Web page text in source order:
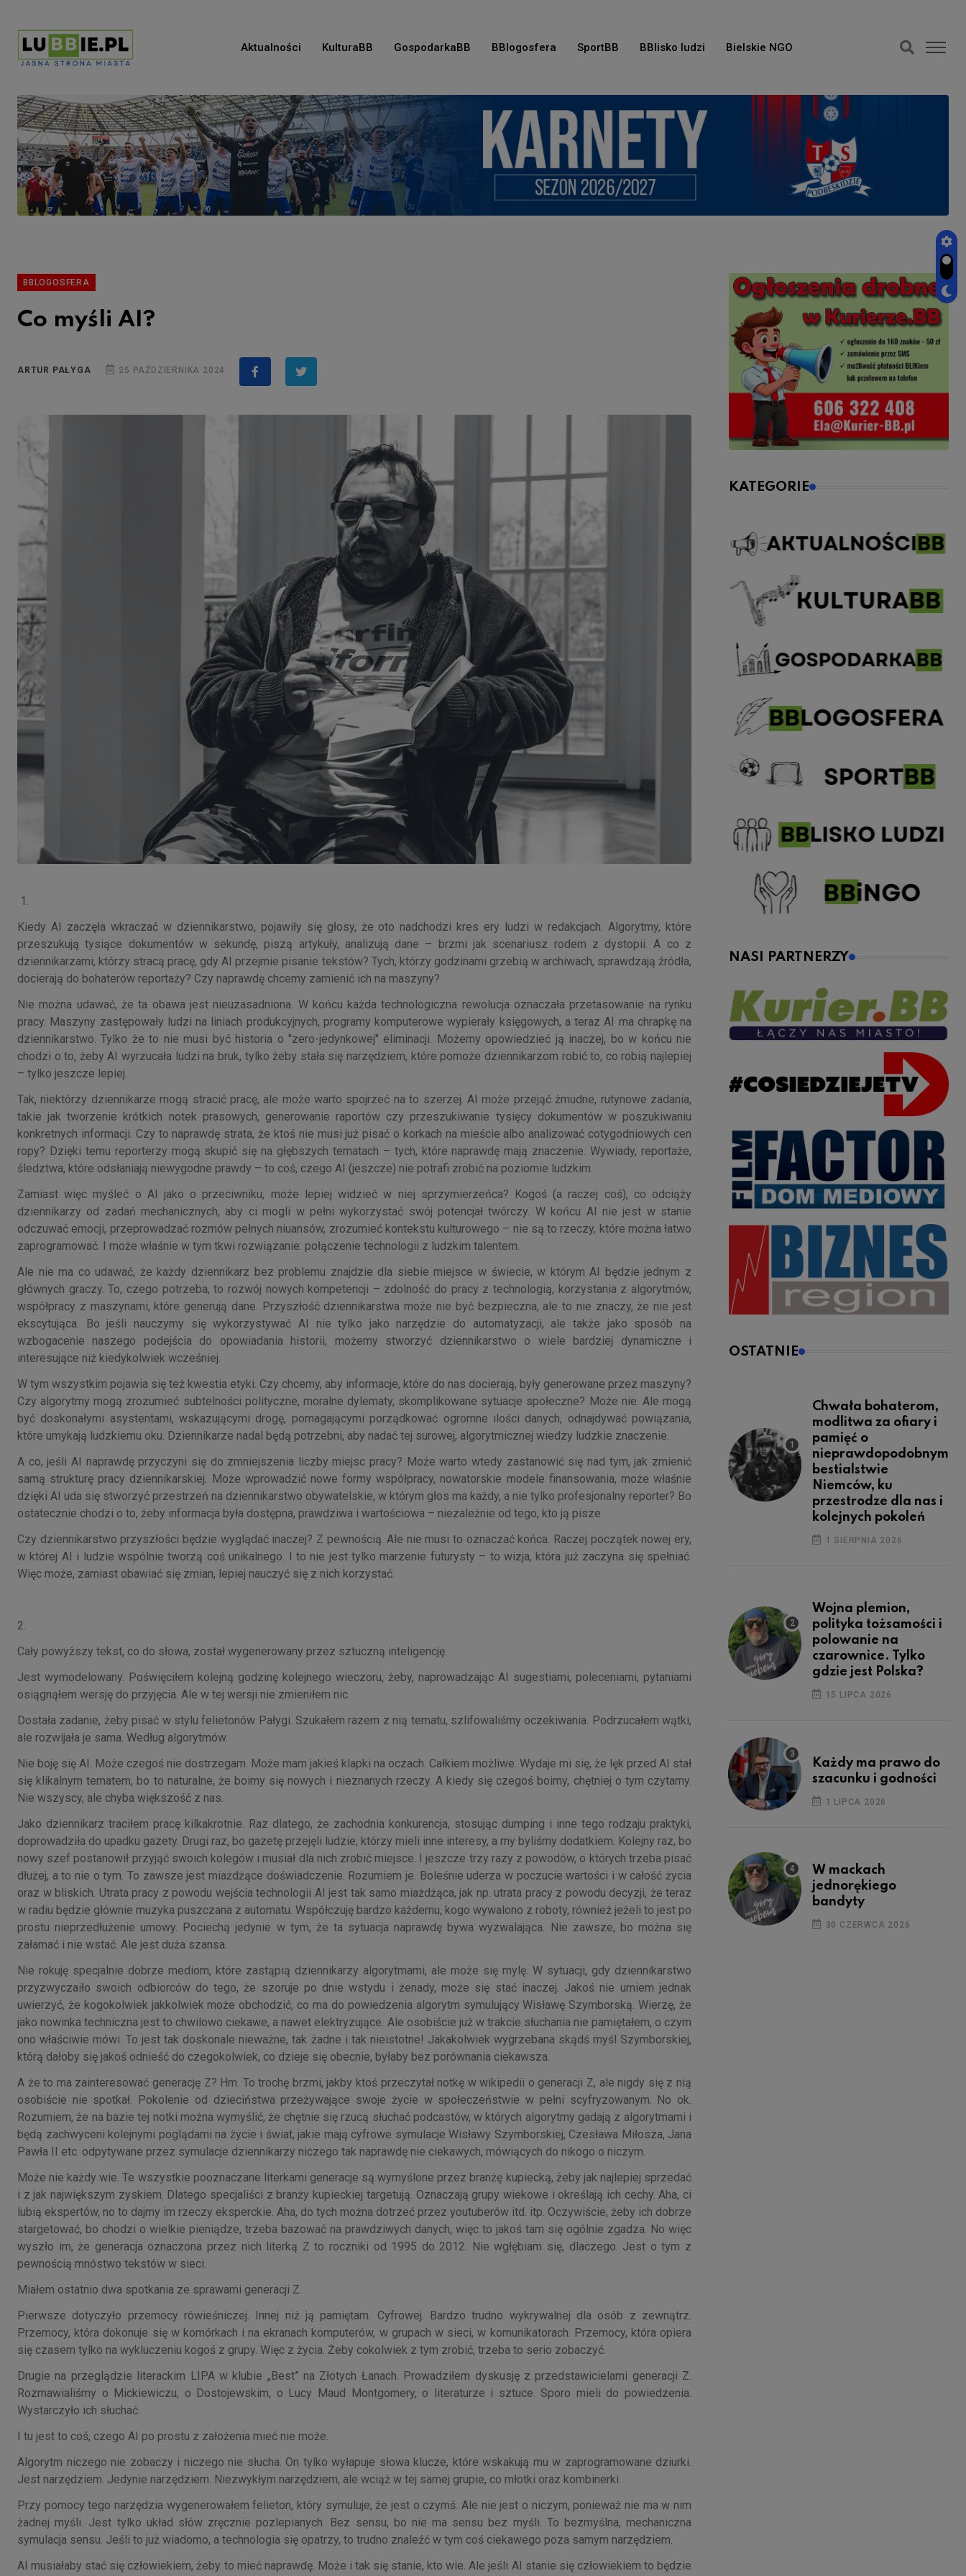
Aktualności KulturaBB GospodarkaBB BBlogosfera SportBB BBlisko ludzi Bielskie NGO
BBLOGOSFERA
Co myśli AI?
ARTUR PAŁYGA 25 PAŹDZIERNIKA 2024
1.
Kiedy AI zaczęła wkraczać w dziennikarstwo, pojawiły się głosy, że oto nadchodzi kres ery ludzi w redakcjach. Algorytmy, które
przeszukują tysiące dokumentów w sekundę, piszą artykuły, analizują dane – brzmi jak scenariusz rodem z dystopii. A co z
dziennikarzami, którzy stracą pracę, gdy AI przejmie pisanie tekstów? Tych, którzy godzinami grzebią w archiwach, sprawdzają źródła,
docierają do bohaterów reportaży? Czy naprawdę chcemy zamienić ich na maszyny?
Nie można udawać, że ta obawa jest nieuzasadniona. W końcu każda technologiczna rewolucja oznaczała przetasowanie na rynku
pracy. Maszyny zastępowały ludzi na liniach produkcyjnych, programy komputerowe wypierały księgowych, a teraz AI ma chrapkę na
dziennikarstwo. Tylko że to nie musi być historia o "zero-jedynkowej" eliminacji. Możemy opowiedzieć ją inaczej, bo w końcu nie
chodzi o to, żeby AI wyrzucała ludzi na bruk, tylko żeby stała się narzędziem, które pomoże dziennikarzom robić to, co robią najlepiej
– tylko jeszcze lepiej.
Tak, niektórzy dziennikarze mogą stracić pracę, ale może warto spojrzeć na to szerzej. AI może przejąć żmudne, rutynowe zadania,
takie jak tworzenie krótkich notek prasowych, generowanie raportów czy przeszukiwanie tysięcy dokumentów w poszukiwaniu
konkretnych informacji. Czy to naprawdę strata, że ktoś nie musi już pisać o korkach na mieście albo analizować cotygodniowych cen
ropy? Dzięki temu reporterzy mogą skupić się na głębszych tematach – tych, które naprawdę mają znaczenie. Wywiady, reportaże,
śledztwa, które odsłaniają niewygodne prawdy – to coś, czego AI (jeszcze) nie potrafi zrobić na poziomie ludzkim.
Zamiast więc myśleć o AI jako o przeciwniku, może lepiej widzieć w niej sprzymierzeńca? Kogoś (a raczej coś), co odciąży
dziennikarzy od zadań mechanicznych, aby ci mogli w pełni wykorzystać swój potencjał twórczy. W końcu AI nie jest w stanie
odczuwać emocji, przeprowadzać rozmów pełnych niuansów, zrozumieć kontekstu kulturowego – nie są to rzeczy, które można łatwo
zaprogramować. I może właśnie w tym tkwi rozwiązanie: połączenie technologii z ludzkim talentem.
Ale nie ma co udawać, że każdy dziennikarz bez problemu znajdzie dla siebie miejsce w świecie, w którym AI będzie jednym z
głównych graczy. To, czego potrzeba, to rozwój nowych kompetencji – zdolność do pracy z technologią, korzystania z algorytmów,
współpracy z maszynami, które generują dane. Przyszłość dziennikarstwa może nie być bezpieczna, ale to nie znaczy, że nie jest
ekscytująca. Bo jeśli nauczymy się wykorzystywać AI nie tylko jako narzędzie do automatyzacji, ale także jako sposób na
wzbogacenie naszego podejścia do opowiadania historii, możemy stworzyć dziennikarstwo o wiele bardziej dynamiczne i
interesujące niż kiedykolwiek wcześniej.
W tym wszystkim pojawia się też kwestia etyki. Czy chcemy, aby informacje, które do nas docierają, były generowane przez maszyny?
Czy algorytmy mogą zrozumieć subtelności polityczne, moralne dylematy, skomplikowane sytuacje społeczne? Może nie. Ale mogą
być doskonałymi asystentami, wskazującymi drogę, pomagającymi porządkować ogromne ilości danych, odnajdywać powiązania,
które umykają ludzkiemu oku. Dziennikarze nadal będą potrzebni, aby nadać tej surowej, algorytmicznej wiedzy ludzkie znaczenie.
A co, jeśli AI naprawdę przyczyni się do zmniejszenia liczby miejsc pracy? Może warto wtedy zastanowić się nad tym, jak zmienić
samą strukturę pracy dziennikarskiej. Może wprowadzić nowe formy współpracy, nowatorskie modele finansowania, może właśnie
dzięki AI uda się stworzyć przestrzeń na dziennikarstwo obywatelskie, w którym głos ma każdy, a nie tylko profesjonalny reporter? Bo
ostatecznie chodzi o to, żeby informacja była dostępna, prawdziwa i wartościowa – niezależnie od tego, kto ją pisze.
Czy dziennikarstwo przyszłości będzie wyglądać inaczej? Z pewnością. Ale nie musi to oznaczać końca. Raczej początek nowej ery,
w której AI i ludzie wspólnie tworzą coś unikalnego. I to nie jest tylko marzenie futurysty – to wizja, która już zaczyna się spełniać.
Więc może, zamiast obawiać się zmian, lepiej nauczyć się z nich korzystać.
2.
Cały powyższy tekst, co do słowa, został wygenerowany przez sztuczną inteligencję.
Jest wymodelowany. Poświęciłem kolejną godzinę kolejnego wieczoru, żeby, naprowadzając AI sugestiami, poleceniami, pytaniami
osiągnąłem wersję do przyjęcia. Ale w tej wersji nie zmieniłem nic.
Dostała zadanie, żeby pisać w stylu felietonów Pałygi. Szukałem razem z nią tematu, szlifowaliśmy oczekiwania. Podrzucałem wątki,
ale rozwijała je sama. Według algorytmów.
Nie boję się AI. Może czegoś nie dostrzegam. Może mam jakieś klapki na oczach. Całkiem możliwe. Wydaje mi się, że lęk przed AI stał
się klikalnym tematem, bo to naturalne, że boimy się nowych i nieznanych rzeczy. A kiedy się czegoś boimy, chętniej o tym czytamy.
Nie wszyscy, ale chyba większość z nas.
Jako dziennikarz traciłem pracę kilkakrotnie. Raz dlatego, że zachodnia konkurencja, stosując dumping i inne tego rodzaju praktyki,
doprowadziła do upadku gazety. Drugi raz, bo gazetę przejęli ludzie, którzy mieli inne interesy, a my byliśmy dodatkiem. Kolejny raz, bo
nowy szef postanowił przyjąć swoich kolegów i musiał dla nich zrobić miejsce. I jeszcze trzy razy z powodów, o których trzeba pisać
dłużej, a to nie o tym. To zawsze jest miażdżące doświadczenie. Rozumiem je. Boleśnie uderza w poczucie wartości i w całość życia
oraz w bliskich. Utrata pracy z powodu wejścia technologii AI jest tak samo miażdżąca, jak np. utrata pracy z powodu decyzji, że teraz
w radiu będzie głównie muzyka puszczana z automatu. Współczuję bardzo każdemu, kogo wywalono z roboty, również jeżeli to jest po
prostu nieprzedłużenie umowy. Pociechą jedynie w tym, że ta sytuacja naprawdę bywa wyzwalająca. Nie zawsze, bo można się
załamać i nie wstać. Ale jest duża szansa.
Nie rokuję specjalnie dobrze mediom, które zastąpią dziennikarzy algorytmami, ale może się mylę. W sytuacji, gdy dziennikarstwo
przyzwyczaiło swoich odbiorców do tego, że szoruje po dnie wstydu i żenady, może się stać inaczej. Jakoś nie umiem jednak
uwierzyć, że kogokolwiek jakkolwiek może obchodzić, co ma do powiedzenia algorytm symulujący Wisławę Szymborską. Wierzę, że
jako nowinka techniczna jest to chwilowo ciekawe, a nawet elektryzujące. Ale osobiście już w trakcie słuchania nie pamiętałem, o czym
ono właściwie mówi. To jest tak doskonale nieważne, tak żadne i tak nieistotne! Jakakolwiek wygrzebana skądś myśl Szymborskiej,
którą dałoby się jakoś odnieść do czegokolwiek, co dzieje się obecnie, byłaby bez porównania ciekawsza.
A że to ma zainteresować generację Z? Hm. To trochę brzmi, jakby ktoś przeczytał notkę w wikipedii o generacji Z, ale nigdy się z nią
osobiście nie spotkał. Pokolenie od dzieciństwa przeżywające swoje życie w społeczeństwie w pełni scyfryzowanym. No ok.
Rozumiem, że na bazie tej notki można wymyślić, że chętnie się rzucą słuchać podcastów, w których algorytmy gadają z algorytmami i
będą zachwyceni kolejnymi poglądami na życie i świat, jakie mają cyfrowe symulacje Wisławy Szymborskiej, Czesława Miłosza, Jana
Pawła II etc. odpytywane przez symulacje dziennikarzy niczego tak naprawdę nie ciekawych, mówiących do nikogo o niczym.
Może nie każdy wie. Te wszystkie pooznaczane literkami generacje są wymyślone przez branżę kupiecką, żeby jak najlepiej sprzedać
i z jak największym zyskiem. Dlatego specjaliści z branży kupieckiej targetują. Oznaczają grupy wiekowe i określają ich cechy. Aha, ci
lubią ekspertów, no to dajmy im rzeczy eksperckie. Aha, do tych można dotrzeć przez youtuberów itd. itp. Oczywiście, żeby ich dobrze
stargetować, bo chodzi o wielkie pieniądze, trzeba bazować na prawdziwych danych, więc to jakoś tam się ogólnie zgadza. No więc
wyszło im, że generacja oznaczona przez nich literką Z to roczniki od 1995 do 2012. Nie wgłębiam się, dlaczego. Jest o tym z
pewnością mnóstwo tekstów w sieci.
Miałem ostatnio dwa spotkania ze sprawami generacji Z.
Pierwsze dotyczyło przemocy rówieśniczej. Innej niż ją pamiętam. Cyfrowej. Bardzo trudno wykrywalnej dla osób z zewnątrz.
Przemocy, która dokonuje się w komórkach i na ekranach komputerów, w grupach w sieci, w komunikatorach. Przemocy, która opiera
się czasem tylko na wykluczeniu kogoś z grupy. Więc z życia. Żeby cokolwiek z tym zrobić, trzeba to serio zobaczyć.
Drugie na przeglądzie literackim LIPA w klubie „Best” na Złotych Łanach. Prowadziłem dyskusję z przedstawicielami generacji Z.
Rozmawialiśmy o Mickiewiczu, o Dostojewskim, o Lucy Maud Montgomery, o literaturze i sztuce. Sporo mieli do powiedzenia.
Wystarczyło ich słuchać.
I tu jest to coś, czego AI po prostu z założenia mieć nie może.
Algorytm niczego nie zobaczy i niczego nie słucha. On tylko wyłapuje słowa klucze, które wskakują mu w zaprogramowane dziurki.
Jest narzędziem. Jedynie narzędziem. Niezwykłym narzędziem, ale wciąż w tej samej grupie, co młotki oraz kombinerki.
Przy pomocy tego narzędzia wygenerowałem felieton, który symuluje, że jest o czymś. Ale nie jest o niczym, ponieważ nie ma w nim
żadnej myśli. Jest tylko układ słów zręcznie pozlepianych. Bez sensu, bo nie ma sensu bez myśli. To bezmyślna, mechaniczna
symulacja sensu. Jeśli to już wiadomo, a technologia się opatrzy, to trudno znaleźć w tym coś ciekawego poza samym narzędziem.
AI musiałaby stać się człowiekiem, żeby to mieć naprawdę. Może i tak się stanie, kto wie. Ale jeśli AI stanie się człowiekiem to będzie
KATEGORIE
NASI PARTNERZY
OSTATNIE
Chwała bohaterom,
modlitwa za ofiary i
pamięć o
nieprawdopodobnym
bestialstwie
Niemców, ku
przestrodze dla nas i
kolejnych pokoleń
1 SIERPNIA 2026
Wojna plemion,
polityka tożsamości i
polowanie na
czarownice. Tylko
gdzie jest Polska?
15 LIPCA 2026
Każdy ma prawo do
szacunku i godności
1 LIPCA 2026
W mackach
jednorękiego
bandyty
30 CZERWCA 2026